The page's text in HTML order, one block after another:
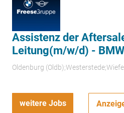
Assistenz der
Leitung(m/w/d) -
Oldenburg
weitere Jobs